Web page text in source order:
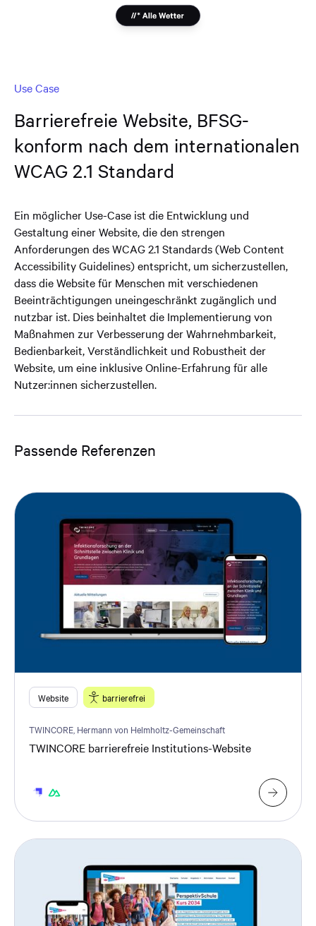
Use Case
Barrierefreie Website, BFSG-
konform nach dem internationalen
WCAG 2.1 Standard
Ein möglicher Use-Case ist die Entwicklung und
Gestaltung einer Website, die den strengen
Anforderungen des WCAG 2.1 Standards (Web Content
Accessibility Guidelines) entspricht, um sicherzustellen,
dass die Website für Menschen mit verschiedenen
Beeinträchtigungen uneingeschränkt zugänglich und
nutzbar ist. Dies beinhaltet die Implementierung von
Maßnahmen zur Verbesserung der Wahrnehmbarkeit,
Bedienbarkeit, Verständlichkeit und Robustheit der
Website, um eine inklusive Online-Erfahrung für alle
Nutzer:innen sicherzustellen.
Passende Referenzen
Website barrierefrei
TWINCORE, Hermann von Helmholtz-Gemeinschaft
TWINCORE barrierefreie Institutions-Website